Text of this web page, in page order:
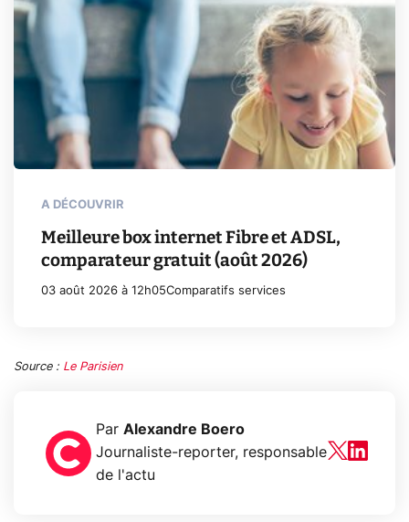
A DÉCOUVRIR
Meilleure box internet Fibre et ADSL,
comparateur gratuit (août 2026)
03 août 2026 à 12h05Comparatifs services
Source : Le Parisien
Par Alexandre Boero
Journaliste-reporter, responsable
de l'actu